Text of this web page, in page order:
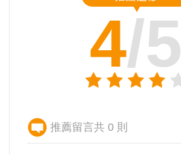
4/5
推薦留言共 0 則